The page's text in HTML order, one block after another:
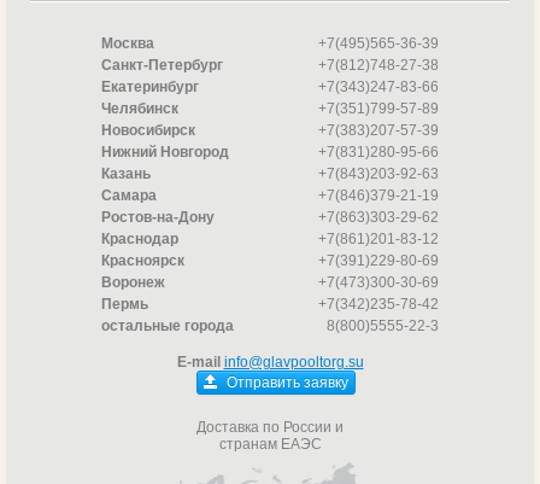
Москва
+7(495)565-36-39
Санкт-Петербург
+7(812)748-27-38
Екатеринбург
+7(343)247-83-66
Челябинск
+7(351)799-57-89
Новосибирск
+7(383)207-57-39
Нижний Новгород
+7(831)280-95-66
Казань
+7(843)203-92-63
Самара
+7(846)379-21-19
Ростов-на-Дону
+7(863)303-29-62
Краснодар
+7(861)201-83-12
Красноярск
+7(391)229-80-69
Воронеж
+7(473)300-30-69
Пермь
+7(342)235-78-42
остальные города
8(800)5555-22-3
E-mail info@glavpooltorg.su
Отправить заявку
Доставка по России и
странам ЕАЭС